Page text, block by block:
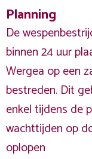
Planning
De
binnen 24 uur
Wergea op een
bestreden. Dit
enkel tijdens de
wachttijden op
oplopen